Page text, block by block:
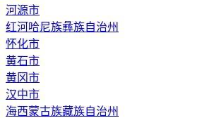
河源市
红河哈尼族彝族自治州
怀化市
黄石市
黄冈市
汉中市
海西蒙古族藏族自治州